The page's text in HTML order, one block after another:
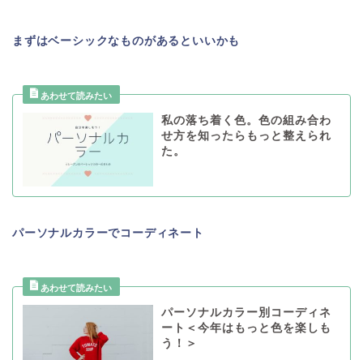
まずはベーシックなものがあるといいかも
私の落ち着く色。色の組み合わ
せ方を知ったらもっと整えられ
た。
パーソナルカラーでコーディネート
パーソナルカラー別コーディネ
ート＜今年はもっと色を楽しも
う！＞